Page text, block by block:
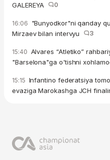
GALEREYA
0
16:06 "Bunyodkor"ni qanday
Mirzaev bilan intervyu
3
15:40 Alvares “Atletiko”
"Barselona"ga o'tishni
15:15 Infantino federatsiya
evaziga Marokashga JCH